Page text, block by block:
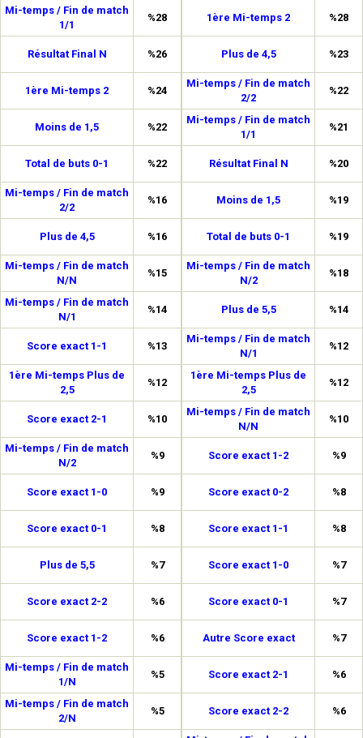
Mi-temps / Fin de match
1/1
%28
Résultat Final N %26
1ère Mi-temps 2 %24
Moins de 1,5 %22
Total de buts 0-1 %22
Mi-temps / Fin de match
2/2
%16
Plus de 4,5 %16
Mi-temps / Fin de match
N/N
%15
Mi-temps / Fin de match
N/1
%14
Score exact 1-1 %13
1ère Mi-temps Plus de
2,5
%12
Score exact 2-1 %10
Mi-temps / Fin de match
N/2
%9
Score exact 1-0 %9
Score exact 0-1 %8
Plus de 5,5 %7
Score exact 2-2 %6
Score exact 1-2 %6
Mi-temps / Fin de match
1/N
%5
Mi-temps / Fin de match
2/N
%5
1ère Mi-temps 2 %28
Plus de 4,5 %23
Mi-temps / Fin de match
2/2
%22
Mi-temps / Fin de match
1/1
%21
Résultat Final N %20
Moins de 1,5 %19
Total de buts 0-1 %19
Mi-temps / Fin de match
N/2
%18
Plus de 5,5 %14
Mi-temps / Fin de match
N/1
%12
1ère Mi-temps Plus de
2,5
%12
Mi-temps / Fin de match
N/N
%10
Score exact 1-2 %9
Score exact 0-2 %8
Score exact 1-1 %8
Score exact 1-0 %7
Score exact 0-1 %7
Autre Score exact %7
Score exact 2-1 %6
Score exact 2-2 %6